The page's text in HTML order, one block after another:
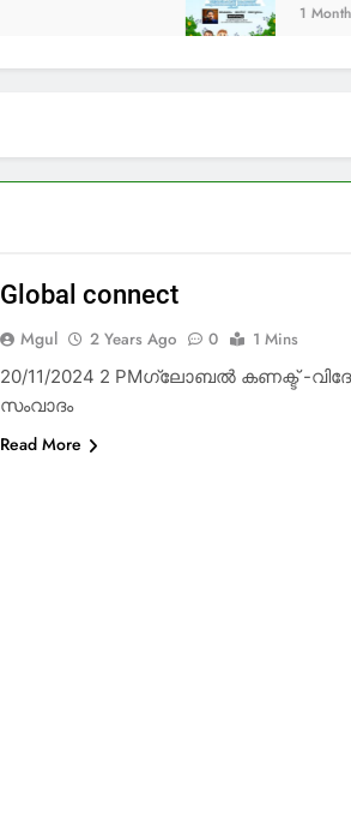
സഹൃദയം -
1 Month Ago
Global connect
Mgul 2 Years Ago 0
1 Mins
20/11/2024 2 PMഗ്ലോബൽ കണക്ട് -
സംവാദം
Read More